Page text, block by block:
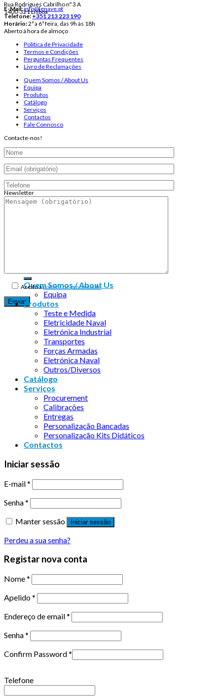
Rua Rodrigues Cabrilho nº 3 A
1400-321 Lisboa
E-Mail:info@lenave.pt
Telefone:+351 213 223 190
Horário:2ª a 6ª feira, das 9h às 18h
Aberto à hora de almoço
Política de Privacidade
Termos e Condições
Perguntas Frequentes
Livro de Reclamações
Quem Somos / About Us
Equipa
Produtos
Catálogo
Serviços
Contactos
Fale Connosco
Contacte-nos!
Aceito apolítica de privacidade
Newsletter
Endereço de email:
Quem Somos / About Us
Equipa
Produtos
Teste e Medida
Eletricidade Naval
Eletrónica Industrial
Transportes
Forças Armadas
Eletrónica Naval
Outros/Diversos
Catálogo
Serviços
Procurement
Calibrações
Entregas
Personalização Bancadas
Personalização Kits Didáticos
Contactos
Iniciar sessão
E-mail*
Senha*
Manter sessão
Iniciar sessão
Perdeu a sua senha?
Registar nova conta
Nome*
Apelido*
Endereço de email*
Senha*
Confirm Password*
Telefone